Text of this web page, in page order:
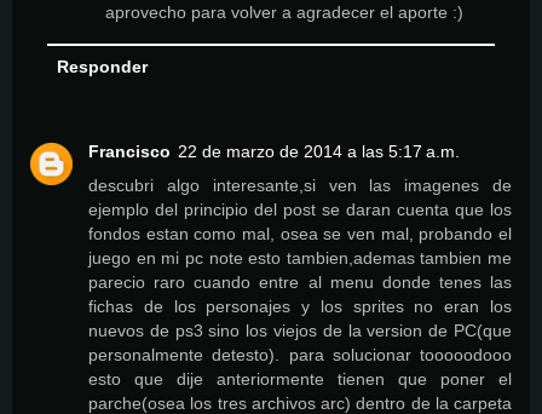
aprovecho para volver a agradecer el aporte :)
Responder
Francisco 22 de marzo de 2014 a las 5:17 a.m.
descubri algo interesante,si ven las imagenes de
ejemplo del principio del post se daran cuenta que los
fondos estan como mal, osea se ven mal, probando el
juego en mi pc note esto tambien,ademas tambien me
parecio raro cuando entre al menu donde tenes las
fichas de los personajes y los sprites no eran los
nuevos de ps3 sino los viejos de la version de PC(que
personalmente detesto). para solucionar tooooodooo
esto que dije anteriormente tienen que poner el
parche(osea los tres archivos arc) dentro de la carpeta